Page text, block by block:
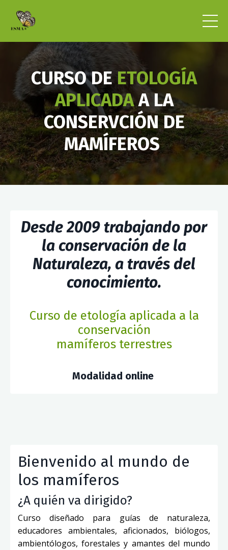
CURSO DEETOLOGÍA
APLICADAA LA
CONSERVCIÓN DE
MAMÍFEROS
Desde 2009 trabajando por
la conservación de la
Naturaleza, a través del
conocimiento.
Curso de etología aplicada a la
conservación
mamíferos terrestres
Modalidad online
Bienvenido al mundo de
los mamíferos
¿A quién va dirigido?
Curso diseñado para guías de naturaleza,
educadores ambientales, aficionados, biólogos,
ambientólogos, forestales y amantes del mundo